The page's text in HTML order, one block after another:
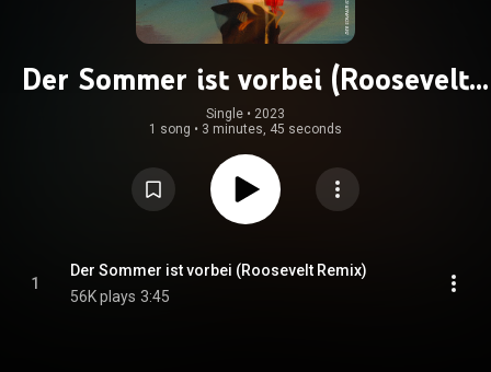
Der Sommer ist vorbei (Roosevelt
Remix)
Single • 2023
1 song • 3 minutes, 45 seconds
1
Der Sommer ist vorbei (Roosevelt Remix)
56K plays 3:45